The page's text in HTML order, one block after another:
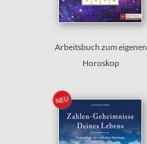
Arbeitsbuch zum eigenen
Horoskop